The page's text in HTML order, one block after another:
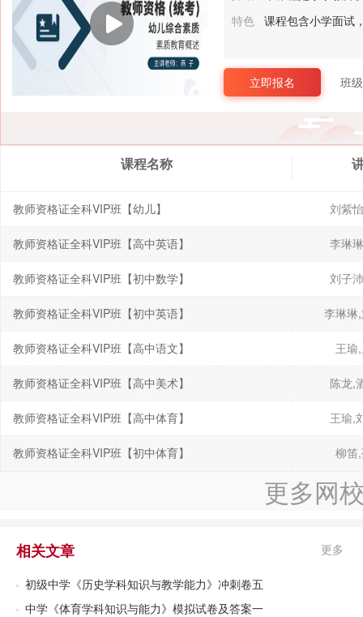
特色 课程包含小学面试
立即报名 班
课程名称
教师资格证全科VIP班【幼儿】 刘紫
教师资格证全科VIP班【高中英语】 李琳
教师资格证全科VIP班【初中数学】 刘子
教师资格证全科VIP班【初中英语】 李琳琳
教师资格证全科VIP班【高中语文】 王瑜
教师资格证全科VIP班【高中美术】 陈龙,
教师资格证全科VIP班【高中体育】 王瑜,
教师资格证全科VIP班【初中体育】 柳笛
更多网
相关文章 更多
初级中学《历史学科知识与教学能力》冲刺卷五
中学《体育学科知识与能力》模拟试卷及答案一